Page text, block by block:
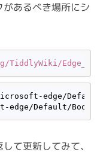
あるべき場所にシ
TiddlyWiki/
て更新してみて、